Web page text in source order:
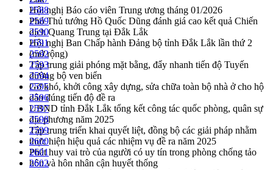
Hội nghị Báo cáo viên Trung ương tháng 01/2026
Phó Thủ tướng Hồ Quốc Dũng đánh giá cao kết quả Chiến
dịch Quang Trung tại Đắk Lắk
Hội nghị Ban Chấp hành Đảng bộ tỉnh Đắk Lắk lần thứ 2
(mở rộng)
Tập trung giải phóng mặt bằng, đẩy nhanh tiến độ Tuyến
đường bộ ven biển
Gỡ khó, khởi công xây dựng, sửa chữa toàn bộ nhà ở cho hộ
dân đúng tiến độ đề ra
UBND tỉnh Đắk Lắk tổng kết công tác quốc phòng, quân sự
địa phương năm 2025
Tập trung triển khai quyết liệt, đồng bộ các giải pháp nhằm
thực hiện hiệu quả các nhiệm vụ đề ra năm 2025
Phát huy vai trò của người có uy tín trong phòng chống tảo
hôn và hôn nhân cận huyết thống
2588
2589
2590
2591
2592
2593
2594
2595
2596
2597
2598
2599
2600
2601
2602